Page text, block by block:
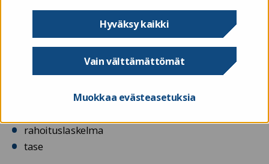
Hyväksy kaikki
Vain välttämättömät
Muokkaa evästeasetuksia
konsernitilinpäätöksensä Valtiokonttorille tilikauden
päättymisen jälkeen maalis-huhtikuussa.
Konsernin tilinpäätösraportointi (HKOTR) jakautuu
rahoituslaskelma
tase